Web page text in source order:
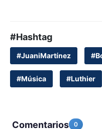
#Hashtag
#JuaniMartínez
#Música #Luthier
Comentarios 0